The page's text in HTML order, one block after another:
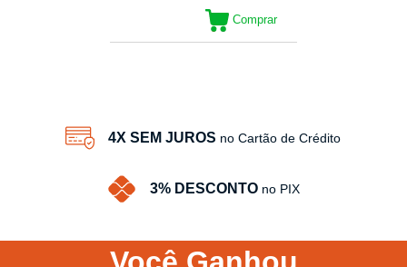
Comprar
4X SEM JUROS no Cartão de Crédito
3% DESCONTO no PIX